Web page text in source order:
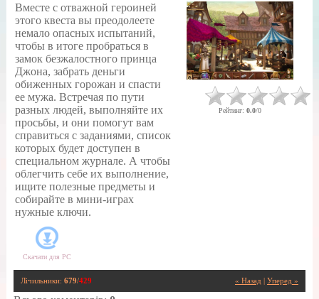
Вместе с отважной героиней
этого квеста вы преодолеете
немало опасных испытаний,
чтобы в итоге пробраться в
замок безжалостного принца
Джона, забрать деньги
обиженных горожан и спасти
ее мужа. Встречая по пути
разных людей, выполняйте их
просьбы, и они помогут вам
справиться с заданиями, список
которых будет доступен в
специальном журнале. А чтобы
облегчить себе их выполнение,
ищите полезные предметы и
собирайте в мини-играх
нужные ключи.
Скачати для PC
Рейтинг: 0.0/0
« Назад Уперед »
Лічильники: 679/429